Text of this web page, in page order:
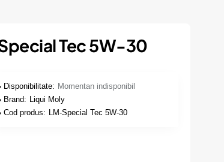
Tec 5W-30
Disponibilitate: Momentan indisponibil
Brand: Liqui Moly
Cod produs: LM-Special Tec 5W-30